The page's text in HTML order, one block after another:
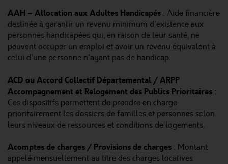
AAH – Allocation aux Adultes Handicapés : Aide financière
destinée à garantir un revenu minimum d'existence aux
personnes handicapées qui, en raison de leur santé, ne
peuvent occuper un emploi et avoir un revenu équivalent à
celui d'une personne n'ayant pas de handicap.
ACD ou Accord Collectif Départemental / ARPP
Accompagnement et Relogement des Publics Prioritaires :
Ces dispositifs permettent de prendre en charge
prioritairement les dossiers de familles et personnes selon
leurs niveaux de ressources et conditions de logements.
Acomptes de charges / Provisions de charges : Montant
appelé mensuellement au titre des charges locatives